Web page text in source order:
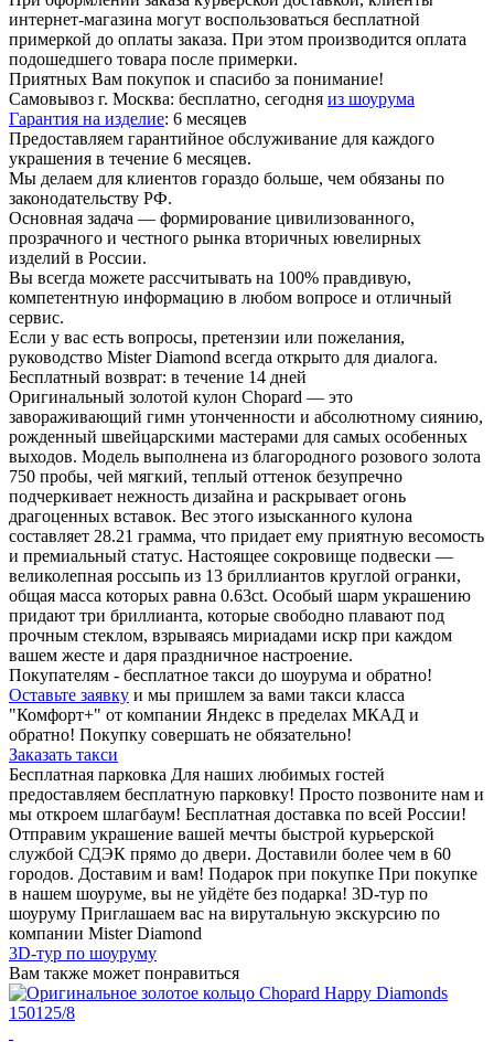
интернет-магазина могут воспользоваться бесплатной
примеркой до оплаты заказа. При этом производится оплата
подошедшего товара после примерки.
Приятных Вам покупок и спасибо за понимание!
Самовывоз г. Москва: бесплатно, сегодня из шоурума
Гарантия на изделие: 6 месяцев
Предоставляем гарантийное обслуживание для каждого
украшения в течение 6 месяцев.
Мы делаем для клиентов гораздо больше, чем обязаны по
законодательству РФ.
Основная задача — формирование цивилизованного,
прозрачного и честного рынка вторичных ювелирных
изделий в России.
Вы всегда можете рассчитывать на 100% правдивую,
компетентную информацию в любом вопросе и отличный
сервис.
Если у вас есть вопросы, претензии или пожелания,
руководство Mister Diamond всегда открыто для диалога.
Бесплатный возврат: в течение 14 дней
Оригинальный золотой кулон Chopard — это
завораживающий гимн утонченности и абсолютному сиянию,
рожденный швейцарскими мастерами для самых особенных
выходов. Модель выполнена из благородного розового золота
750 пробы, чей мягкий, теплый оттенок безупречно
подчеркивает нежность дизайна и раскрывает огонь
драгоценных вставок. Вес этого изысканного кулона
составляет 28.21 грамма, что придает ему приятную весомость
и премиальный статус. Настоящее сокровище подвески —
великолепная россыпь из 13 бриллиантов круглой огранки,
общая масса которых равна 0.63ct. Особый шарм украшению
придают три бриллианта, которые свободно плавают под
прочным стеклом, взрываясь мириадами искр при каждом
вашем жесте и даря праздничное настроение.
Покупателям - бесплатное такси до шоурума и обратно!
Оставьте заявку и мы пришлем за вами такси класса
"Комфорт+" от компании Яндекс в пределах МКАД и
обратно! Покупку совершать не обязательно!
Заказать такси
Бесплатная парковка Для наших любимых гостей
предоставляем бесплатную парковку! Просто позвоните нам и
мы откроем шлагбаум! Бесплатная доставка по всей России!
Отправим украшение вашей мечты быстрой курьерской
службой СДЭК прямо до двери. Доставили более чем в 60
городов. Доставим и вам! Подарок при покупке При покупке
в нашем шоуруме, вы не уйдёте без подарка! 3D-тур по
шоуруму Приглашаем вас на вирутальную экскурсию по
компании Mister Diamond
3D-тур по шоуруму
Вам также может понравиться